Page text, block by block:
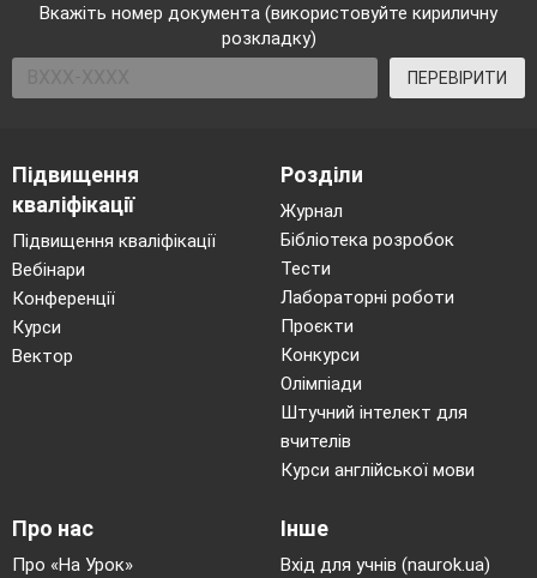
Вітер обтрусив в саду яблука червоні.
Серед них зустріли ми їжачка в полоні.
носик!
І, здається,
він у нас допомоги просить.
Раптом яблука ураз всі зашаруділи,
Зафиркали, запихкали… а ми так зраділи!
Серед яблук вся сім'я їжаків ховалась:
тато, мама й п’ять діток так із нами
грались!
Ми маленьких їжачат ловили до втоми…
Скільки ми їх принесли в яблуках
Вкажіть номер документа (використовуйте кириличну
розкладку)
ПЕРЕВІРИТИ
Підвищення
кваліфікації
Підвищення кваліфікації
Вебінари
Конференції
Курси
Вектор
Розділи
Журнал
Бібліотека розробок
Тести
Лабораторні роботи
Проєкти
Конкурси
Олімпіади
Штучний інтелект для
вчителів
Курси англійської мови
Про нас
Про «На Урок»
Інше
Вхід для учнів (naurok.ua)